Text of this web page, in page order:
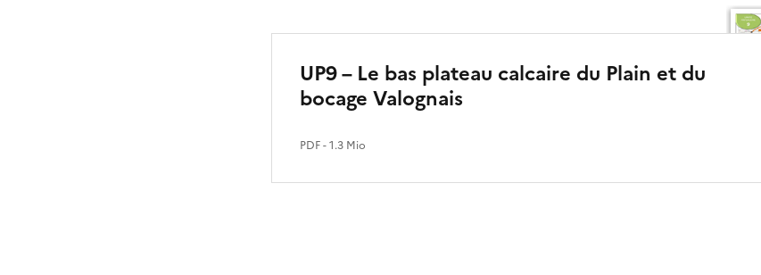
UP9 – Le bas plateau calcaire du Plain et du
bocage Valognais
PDF- 1.3 Mio